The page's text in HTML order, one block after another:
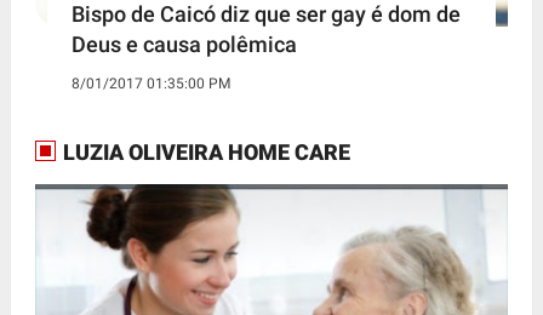
Bispo de Caicó diz que ser gay é dom de
Deus e causa polêmica
8/01/2017 01:35:00 PM
LUZIA OLIVEIRA HOME CARE